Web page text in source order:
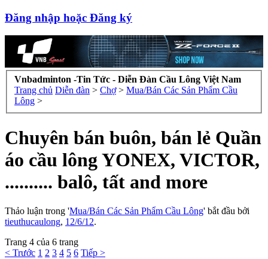
Đăng nhập hoặc Đăng ký
Vnbadminton -Tin Tức - Diễn Đàn Cầu Lông Việt Nam
Trang chủ Diễn đàn > Chợ > Mua/Bán Các Sản Phẩm Cầu
Lông >
Chuyên bán buôn, bán lẻ Quần
áo cầu lông YONEX, VICTOR,
.......... balô, tất and more
Thảo luận trong 'Mua/Bán Các Sản Phẩm Cầu Lông' bắt đầu bởi
tieuthucaulong, 12/6/12.
Trang 4 của 6 trang
< Trước 1 2 3 4 5 6 Tiếp >